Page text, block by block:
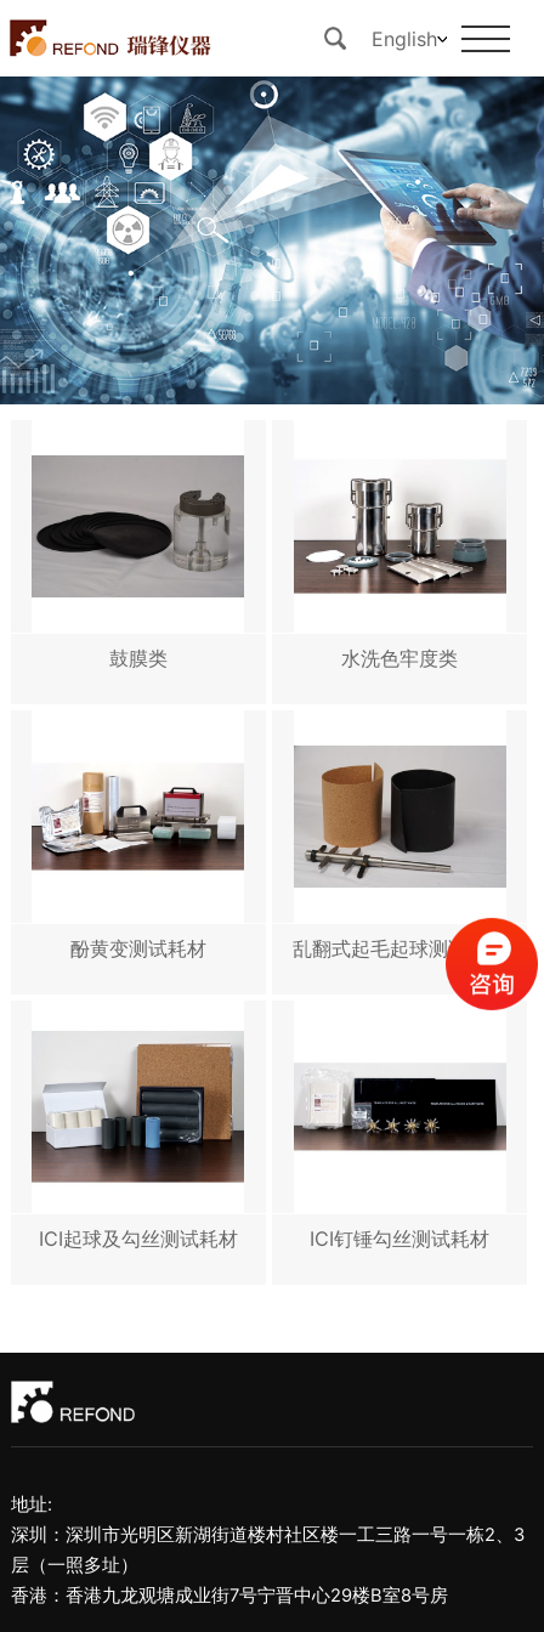
English
鼓膜类 水洗色牢度类
酚黄变测试耗材 乱翻式起毛起球测试耗材
ICI起球及勾丝测试耗材 ICI钉锤勾丝测试耗材
地址:
深圳：深圳市光明区新湖街道楼村社区楼一工三路一号一栋2、3
层（一照多址）
香港：香港九龙观塘成业街7号宁晋中心29楼B室8号房